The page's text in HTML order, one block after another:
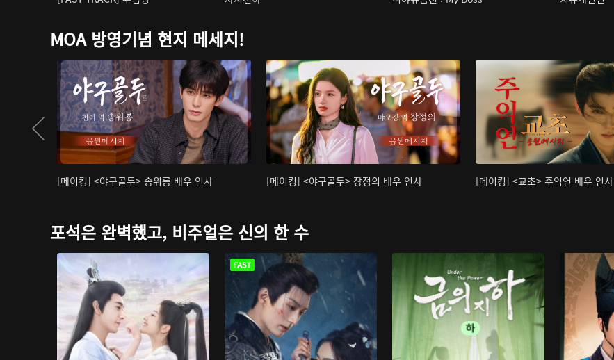
MOA 방영기념 현지 메세지!
[메이킹] <야구골두> 송위룡 배우 인사 [메이킹] <야구골두> 장정의 배우 인사 [메이킹] <교초> 주익연 배우 인사
포석은 완벽했고, 비주얼은 신의 한 수